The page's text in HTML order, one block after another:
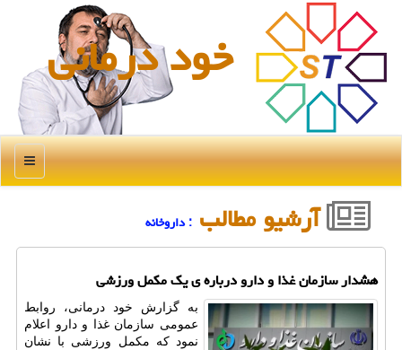
خود درمانی
منو
آرشیو مطالب : داروخانه
هشدار سازمان غذا و دارو درباره ی یک مکمل ورزشی
به گزارش خود درمانی، روابط
عمومی سازمان غذا و دارو اعلام
نمود که مکمل ورزشی با نشان